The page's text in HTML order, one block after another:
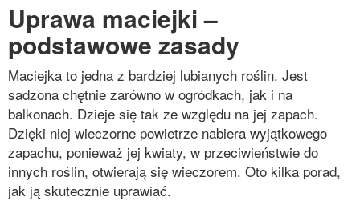
Uprawa maciejki –
podstawowe zasady
Maciejka to jedna z bardziej lubianych roślin. Jest
sadzona chętnie zarówno w ogródkach, jak i na
balkonach. Dzieje się tak ze względu na jej zapach.
Dzięki niej wieczorne powietrze nabiera wyjątkowego
zapachu, ponieważ jej kwiaty, w przeciwieństwie do
innych roślin, otwierają się wieczorem. Oto kilka porad,
jak ją skutecznie uprawiać.